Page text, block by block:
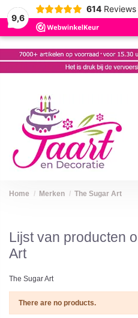
9,6
614 Reviews
Home Merken The Sugar Art
Lijst van producten
Art
The Sugar Art
There are no products.